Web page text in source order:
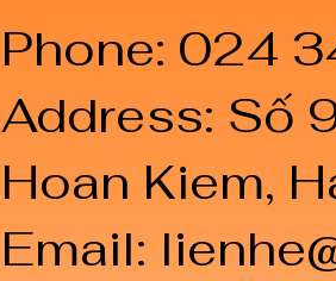
Phone: 024
Address: Số
Hoan Kiem,
Email: